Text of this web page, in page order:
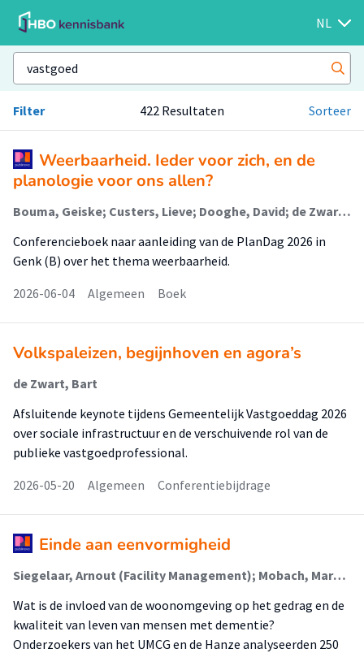
NL
Filter 422 Resultaten Sorteer
Weerbaarheid. Ieder voor zich, en de
planologie voor ons allen?
Bouma, Geiske; Custers, Lieve; Dooghe, David; de Zwart, Bart (Vastgoed)
Conferencieboek naar aanleiding van de PlanDag 2026 in
Genk (B) over het thema weerbaarheid.
2026-06-04
Algemeen Boek
Volkspaleizen, begijnhoven en agora’s
de Zwart, Bart
Afsluitende keynote tijdens Gemeentelijk Vastgoeddag 2026
over sociale infrastructuur en de verschuivende rol van de
publieke vastgoedprofessional.
2026-05-20
Algemeen Conferentiebijdrage
Einde aan eenvormigheid
Siegelaar, Arnout (Facility Management); Mobach, Mark P. (Facility Management); Janus, Sarah I M; Zuidema, Sytse
Wat is de invloed van de woonomgeving op het gedrag en de
kwaliteit van leven van mensen met dementie?
Onderzoekers van het UMCG en de Hanze analyseerden 250